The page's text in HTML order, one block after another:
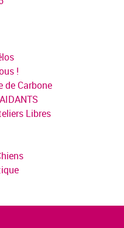
!
de Carbone
Libres